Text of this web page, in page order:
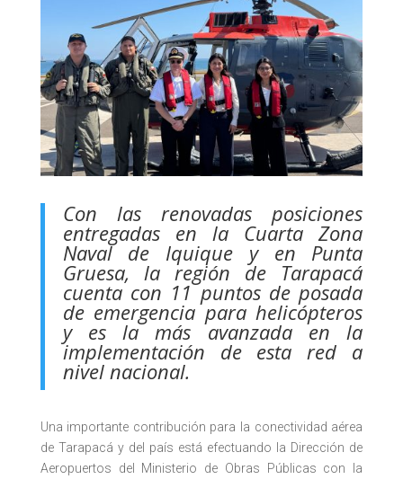
Con las renovadas posiciones
entregadas en la Cuarta Zona
Naval de Iquique y en Punta
Gruesa, la región de Tarapacá
cuenta con 11 puntos de posada
de emergencia para helicópteros
y es la más avanzada en la
implementación de esta red a
nivel nacional.
Una importante contribución para la conectividad aérea
de Tarapacá y del país está efectuando la Dirección de
Aeropuertos del Ministerio de Obras Públicas con la